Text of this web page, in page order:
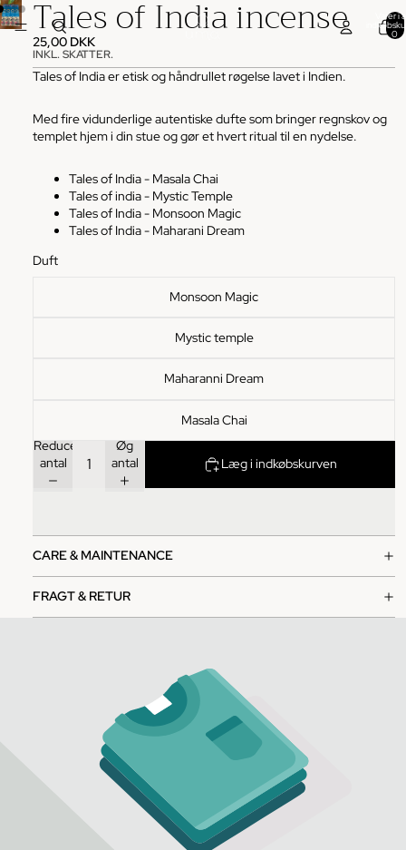
Varer i
0
Tales of India incense
25,00 DKK
INKL. SKATTER.
Tales of India er etisk og håndrullet røgelse lavet i Indien.
Med fire vidunderlige autentiske dufte som bringer regnskov og
templet hjem i din stue og gør et hvert ritual til en nydelse.
Tales of India - Masala Chai
Tales of india - Mystic Temple
Tales of India - Monsoon Magic
Tales of India - Maharani Dream
Duft
Monsoon Magic
Mystic temple
Maharanni Dream
Masala Chai
Reducer
antal
Øg
antal
Læg i indkøbskurven
CARE & MAINTENANCE
FRAGT & RETUR